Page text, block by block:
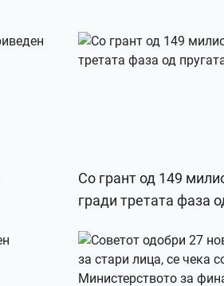
Со грант од 149
гради третата фаза